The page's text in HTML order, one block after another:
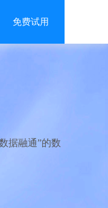
免费试用
据融通”的数